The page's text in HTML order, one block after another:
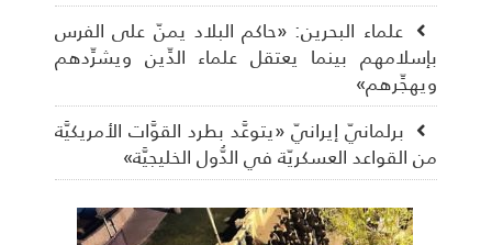
علماء البحرين: «حاكم البلاد يمنّ على الفرس
بإسلامهم بينما يعتقل علماء الدِّين ويشرِّدهم
ويهجِّرهم»
برلمانيّ إيرانيّ «يتوعَّد بطرد القوَّات الأمريكيَّة
من القواعد العسكريّة في الدُّول الخليجيَّة»